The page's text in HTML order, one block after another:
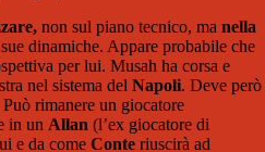
non sul piano tecnico, ma nella
dinamiche. Appare probabile che
per lui. Musah ha corsa e
nel sistema del Napoli. Deve però
rimanere un giocatore
in un Allan (l’ex giocatore di
e da come Conte riuscirà ad